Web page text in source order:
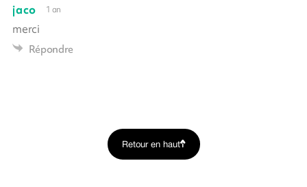
jaco 1 an
merci
Répondre
Retour en haut